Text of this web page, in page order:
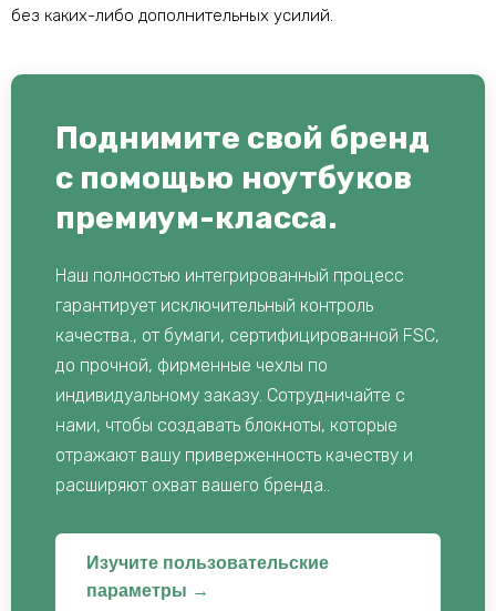
без каких-либо дополнительных усилий.
Поднимите свой бренд
с помощью ноутбуков
премиум-класса.
Наш полностью интегрированный процесс
гарантирует исключительный контроль
качества., от бумаги, сертифицированной FSC,
до прочной, фирменные чехлы по
индивидуальному заказу. Сотрудничайте с
нами, чтобы создавать блокноты, которые
отражают вашу приверженность качеству и
расширяют охват вашего бренда..
Изучите пользовательские
параметры →